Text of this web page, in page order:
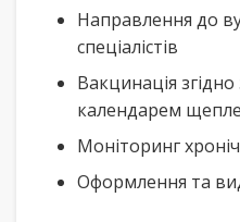
Направлення до
спеціалістів
Вакцинація
календарем
Моніторинг
Оформлення та